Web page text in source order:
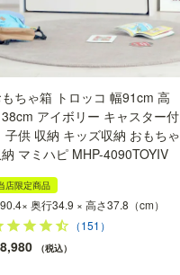
ちゃ箱 トロッコ 幅91cm 高
アイボリー キャスター付
子供 収納 キッズ収納 おもちゃ
マミハピ MHP-4090TOYIV
店限定商品
奥行34.9 × 高さ37.8（cm）
（151）
8,980 税込